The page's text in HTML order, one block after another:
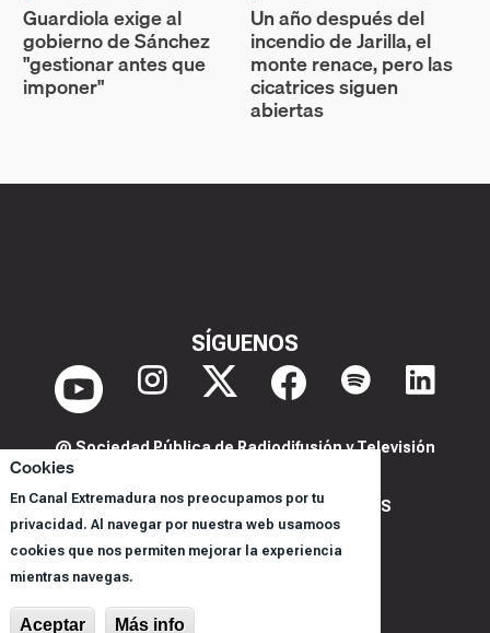
Cookies
En Canal Extremadura nos preocupamos por tu
privacidad. Al navegar por nuestra web usamoos
cookies que nos permiten mejorar la experiencia
mientras navegas.
Aceptar Más info
Guardiola exige al
gobierno de Sánchez
"gestionar antes que
imponer"
Un año después del
incendio de Jarilla, el
monte renace, pero las
cicatrices siguen
abiertas
SÍGUENOS
@ Sociedad Pública de Radiodifusión y Televisión
POLITICA DE PRIVACIDAD Y COOKIES